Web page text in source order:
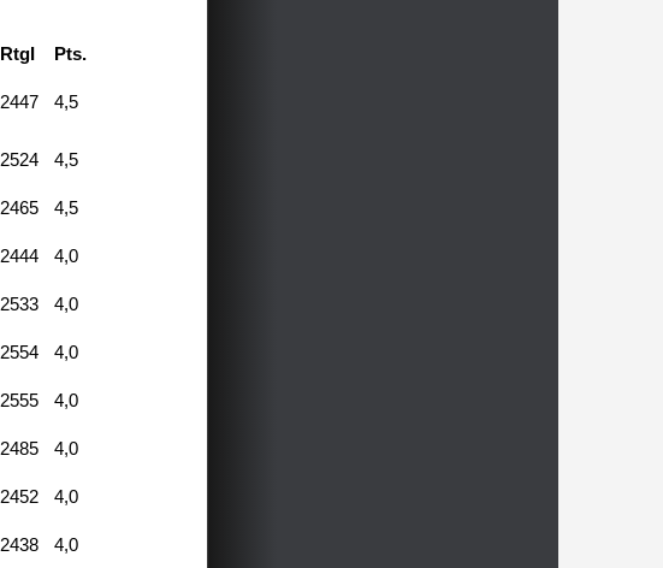
RtgI Pts.
2447 4,5
2524 4,5
2465 4,5
2444 4,0
2533 4,0
2554 4,0
2555 4,0
2485 4,0
2452 4,0
2438 4,0